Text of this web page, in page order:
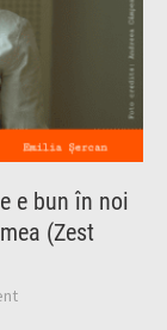
e bun în noi
(Zest